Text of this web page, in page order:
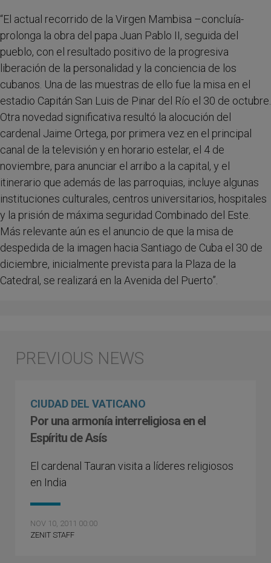
“El actual recorrido de la Virgen Mambisa –concluía-
prolonga la obra del papa Juan Pablo II, seguida del
pueblo, con el resultado positivo de la progresiva
liberación de la personalidad y la conciencia de los
cubanos. Una de las muestras de ello fue la misa en el
estadio Capitán San Luis de Pinar del Río el 30 de octubre.
Otra novedad significativa resultó la alocución del
cardenal Jaime Ortega, por primera vez en el principal
canal de la televisión y en horario estelar, el 4 de
noviembre, para anunciar el arribo a la capital, y el
itinerario que además de las parroquias, incluye algunas
instituciones culturales, centros universitarios, hospitales
y la prisión de máxima seguridad Combinado del Este.
Más relevante aún es el anuncio de que la misa de
despedida de la imagen hacia Santiago de Cuba el 30 de
diciembre, inicialmente prevista para la Plaza de la
Catedral, se realizará en la Avenida del Puerto”.
CIUDAD DEL VATICANO
Por una armonía interreligiosa en el
Espíritu de Asís
El cardenal Tauran visita a líderes religiosos
en India
NOV 10, 2011 00:00
ZENIT STAFF